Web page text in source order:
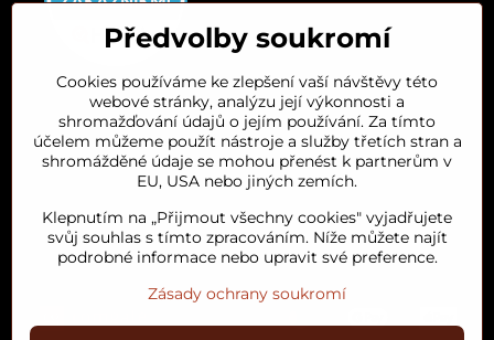
Orient House
Arganový olej
Oblíbené kategorie
Předvolby soukromí
Cookies používáme ke zlepšení vaší návštěvy této
webové stránky, analýzu její výkonnosti a
shromažďování údajů o jejím používání. Za tímto
účelem můžeme použít nástroje a služby třetích stran a
shromážděné údaje se mohou přenést k partnerům v
EU, USA nebo jiných zemích.
Klepnutím na „Přijmout všechny cookies" vyjadřujete
svůj souhlas s tímto zpracováním. Níže můžete najít
podrobné informace nebo upravit své preference.
Zásady ochrany soukromí